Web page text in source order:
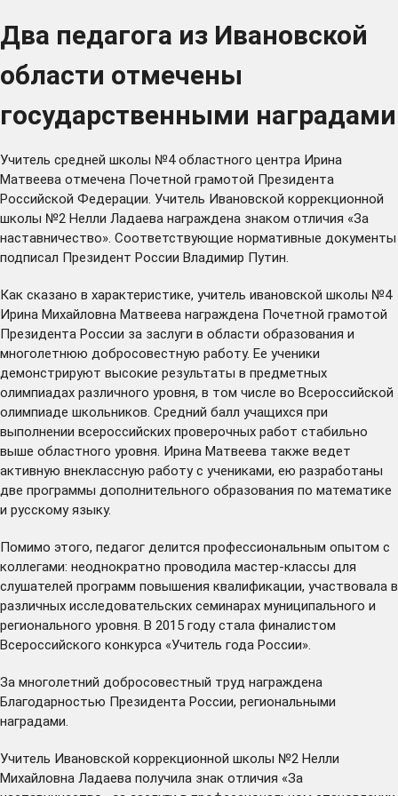
Два педагога из Ивановской
области отмечены
государственными наградами
Учитель средней школы №4 областного центра Ирина
Матвеева отмечена Почетной грамотой Президента
Российской Федерации. Учитель Ивановской коррекционной
школы №2 Нелли Ладаева награждена знаком отличия «За
наставничество». Соответствующие нормативные документы
подписал Президент России Владимир Путин.
Как сказано в характеристике, учитель ивановской школы №4
Ирина Михайловна Матвеева награждена Почетной грамотой
Президента России за заслуги в области образования и
многолетнюю добросовестную работу. Ее ученики
демонстрируют высокие результаты в предметных
олимпиадах различного уровня, в том числе во Всероссийской
олимпиаде школьников. Средний балл учащихся при
выполнении всероссийских проверочных работ стабильно
выше областного уровня. Ирина Матвеева также ведет
активную внеклассную работу с учениками, ею разработаны
две программы дополнительного образования по математике
и русскому языку.
Помимо этого, педагог делится профессиональным опытом с
коллегами: неоднократно проводила мастер-классы для
слушателей программ повышения квалификации, участвовала в
различных исследовательских семинарах муниципального и
регионального уровня. В 2015 году стала финалистом
Всероссийского конкурса «Учитель года России».
За многолетний добросовестный труд награждена
Благодарностью Президента России, региональными
наградами.
Учитель Ивановской коррекционной школы №2 Нелли
Михайловна Ладаева получила знак отличия «За